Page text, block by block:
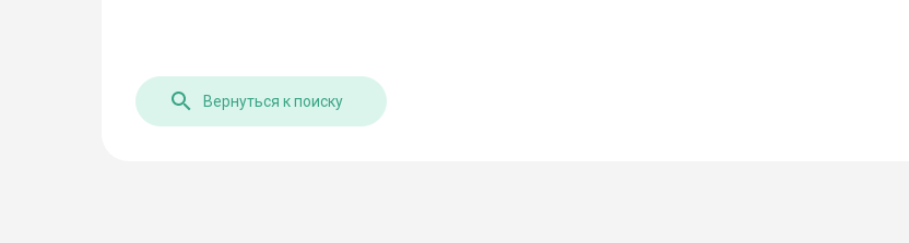
Вернуться к поиску